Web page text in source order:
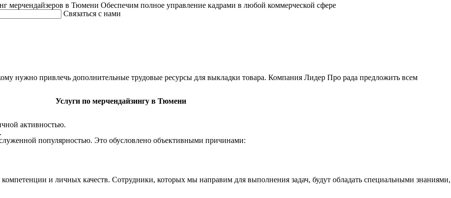
мерчендайзеров в Тюмени Обеспечим полное управление кадрами в любой коммерческой сфере
Связаться с нами
нужно привлечь дополнительные трудовые ресурсы для выкладки товара. Компания Лидер Про рада предложить всем
Услуги по мерчендайзингу в Тюмени
активностью.
популярностью. Это обусловлено объективными причинами:
и личных качеств. Сотрудники, которых мы направим для выполнения задач, будут обладать специальными знаниями,